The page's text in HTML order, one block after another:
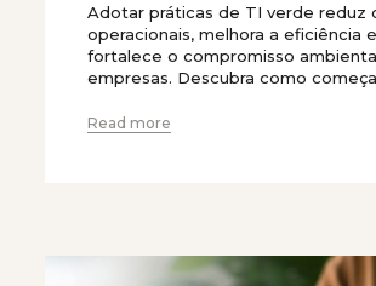
Adotar práticas de TI verde reduz
operacionais, melhora a eficiência e
fortalece o compromisso
empresas. Descubra como
Read more